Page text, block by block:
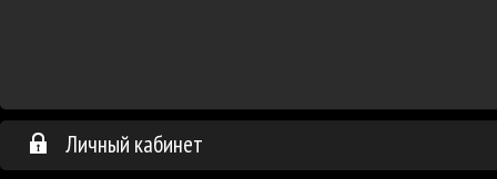
Личный кабинет